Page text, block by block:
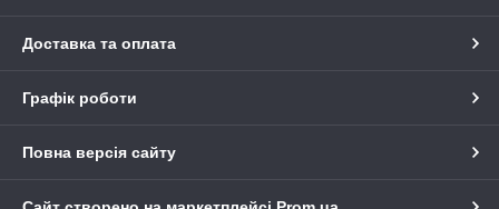
Доставка та оплата
Графік роботи
Повна версія сайту